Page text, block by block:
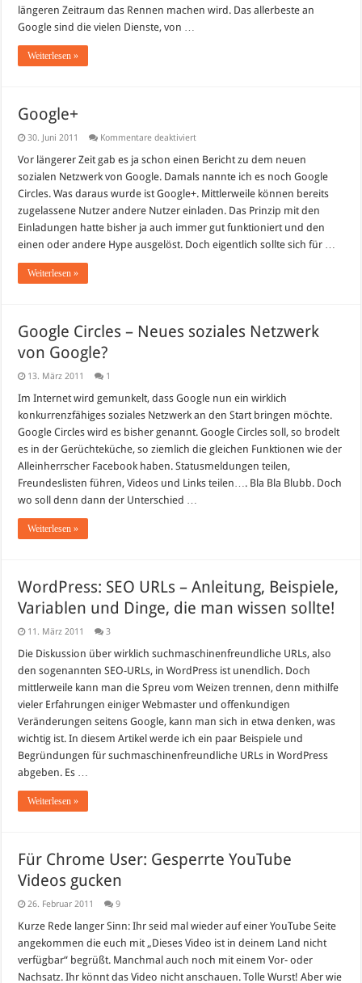
längeren Zeitraum das Rennen machen wird. Das allerbeste an
Google sind die vielen Dienste, von …
Weiterlesen »
Google+
30. Juni 2011 Kommentare deaktiviertfür
Vor längerer Zeit gab es ja schon einen Bericht zu dem neuen
sozialen Netzwerk von Google. Damals nannte ich es noch Google
Circles. Was daraus wurde ist Google+. Mittlerweile können bereits
zugelassene Nutzer andere Nutzer einladen. Das Prinzip mit den
Einladungen hatte bisher ja auch immer gut funktioniert und den
einen oder andere Hype ausgelöst. Doch eigentlich sollte sich für …
Weiterlesen »
Google Circles – Neues soziales Netzwerk
von Google?
13. März 2011 1
Im Internet wird gemunkelt, dass Google nun ein wirklich
konkurrenzfähiges soziales Netzwerk an den Start bringen möchte.
Google Circles wird es bisher genannt. Google Circles soll, so brodelt
es in der Gerüchteküche, so ziemlich die gleichen Funktionen wie der
Alleinherrscher Facebook haben. Statusmeldungen teilen,
Freundeslisten führen, Videos und Links teilen…. Bla Bla Blubb. Doch
wo soll denn dann der Unterschied …
Weiterlesen »
WordPress: SEO URLs – Anleitung, Beispiele,
Variablen und Dinge, die man wissen sollte!
11. März 2011 3
Die Diskussion über wirklich suchmaschinenfreundliche URLs, also
den sogenannten SEO-URLs, in WordPress ist unendlich. Doch
mittlerweile kann man die Spreu vom Weizen trennen, denn mithilfe
vieler Erfahrungen einiger Webmaster und offenkundigen
Veränderungen seitens Google, kann man sich in etwa denken, was
wichtig ist. In diesem Artikel werde ich ein paar Beispiele und
Begründungen für suchmaschinenfreundliche URLs in WordPress
abgeben. Es …
Weiterlesen »
Für Chrome User: Gesperrte YouTube
Videos gucken
26. Februar 2011 9
Kurze Rede langer Sinn: Ihr seid mal wieder auf einer YouTube Seite
angekommen die euch mit „Dieses Video ist in deinem Land nicht
verfügbar“ begrüßt. Manchmal auch noch mit einem Vor- oder
Nachsatz. Ihr könnt das Video nicht anschauen. Tolle Wurst! Aber wie